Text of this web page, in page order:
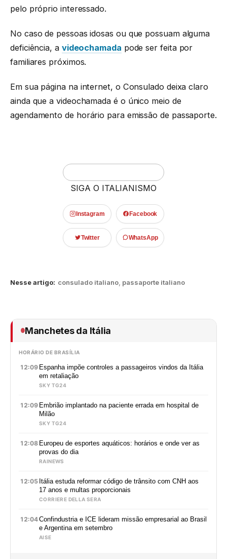
pelo próprio interessado.
No caso de pessoas idosas ou que possuam alguma
deficiência, a videochamada pode ser feita por
familiares próximos.
Em sua página na internet, o Consulado deixa claro
ainda que a videochamada é o único meio de
agendamento de horário para emissão de passaporte.
SIGA O ITALIANISMO
Instagram Facebook
Twitter WhatsApp
Nesse artigo: consulado italiano passaporte italiano
Manchetes da Itália
HORÁRIO DE BRASÍLIA
12:09 Espanha impõe controles a passageiros vindos da Itália
em retaliação
SKY TG24
12:09 Embrião implantado na paciente errada em hospital de
Milão
SKY TG24
12:08 Europeu de esportes aquáticos: horários e onde ver as
provas do dia
RAINEWS
12:05 Itália estuda reformar código de trânsito com CNH aos
17 anos e multas proporcionais
CORRIERE DELLA SERA
12:04Confindustria e ICE lideram missão empresarial ao Brasil
e Argentina em setembro
AISE